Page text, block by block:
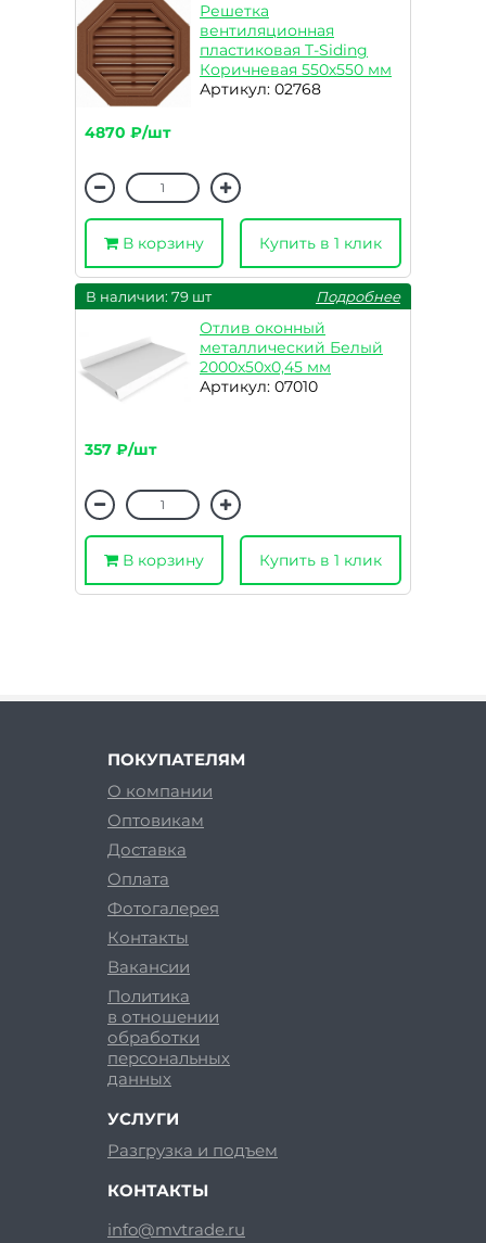
Решетка
вентиляционная
пластиковая T-Siding
Коричневая 550х550 мм
Артикул: 02768
4870 ₽/шт
В корзину Купить в 1 клик
В наличии: 79 шт Подробнее
Отлив оконный
металлический Белый
2000х50х0,45 мм
Артикул: 07010
357 ₽/шт
В корзину Купить в 1 клик
ПОКУПАТЕЛЯМ
О компании
Оптовикам
Доставка
Оплата
Фотогалерея
Контакты
Вакансии
Политика
в отношении
обработки
персональных
данных
УСЛУГИ
Разгрузка и подъем
КОНТАКТЫ
info@mvtrade.ru